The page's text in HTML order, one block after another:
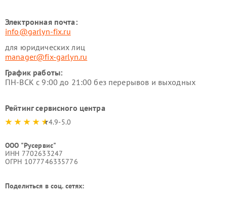
Электронная почта:
info@garlyn-fix.ru
для юридических лиц
manager@fix-garlyn.ru
График работы:
ПН-ВСК с 9:00 до 21:00 без перерывов и выходных
Рейтинг сервисного центра
4.9-5.0
ООО "Русервис"
ИНН 7702633247
ОГРН 1077746335776
Поделиться в соц. сетях: